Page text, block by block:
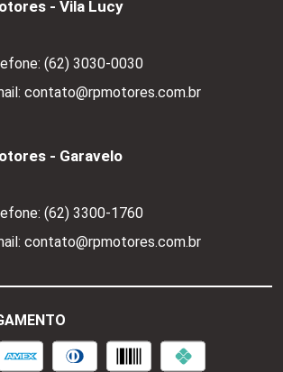
- Vila Lucy
(62) 3030-0030
contato@rpmotores.com.br
- Garavelo
(62) 3300-1760
contato@rpmotores.com.br